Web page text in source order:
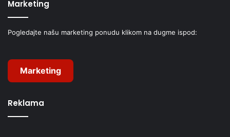
Marketing
Pogledajte našu marketing ponudu klikom na dugme ispod:
Marketing
Reklama